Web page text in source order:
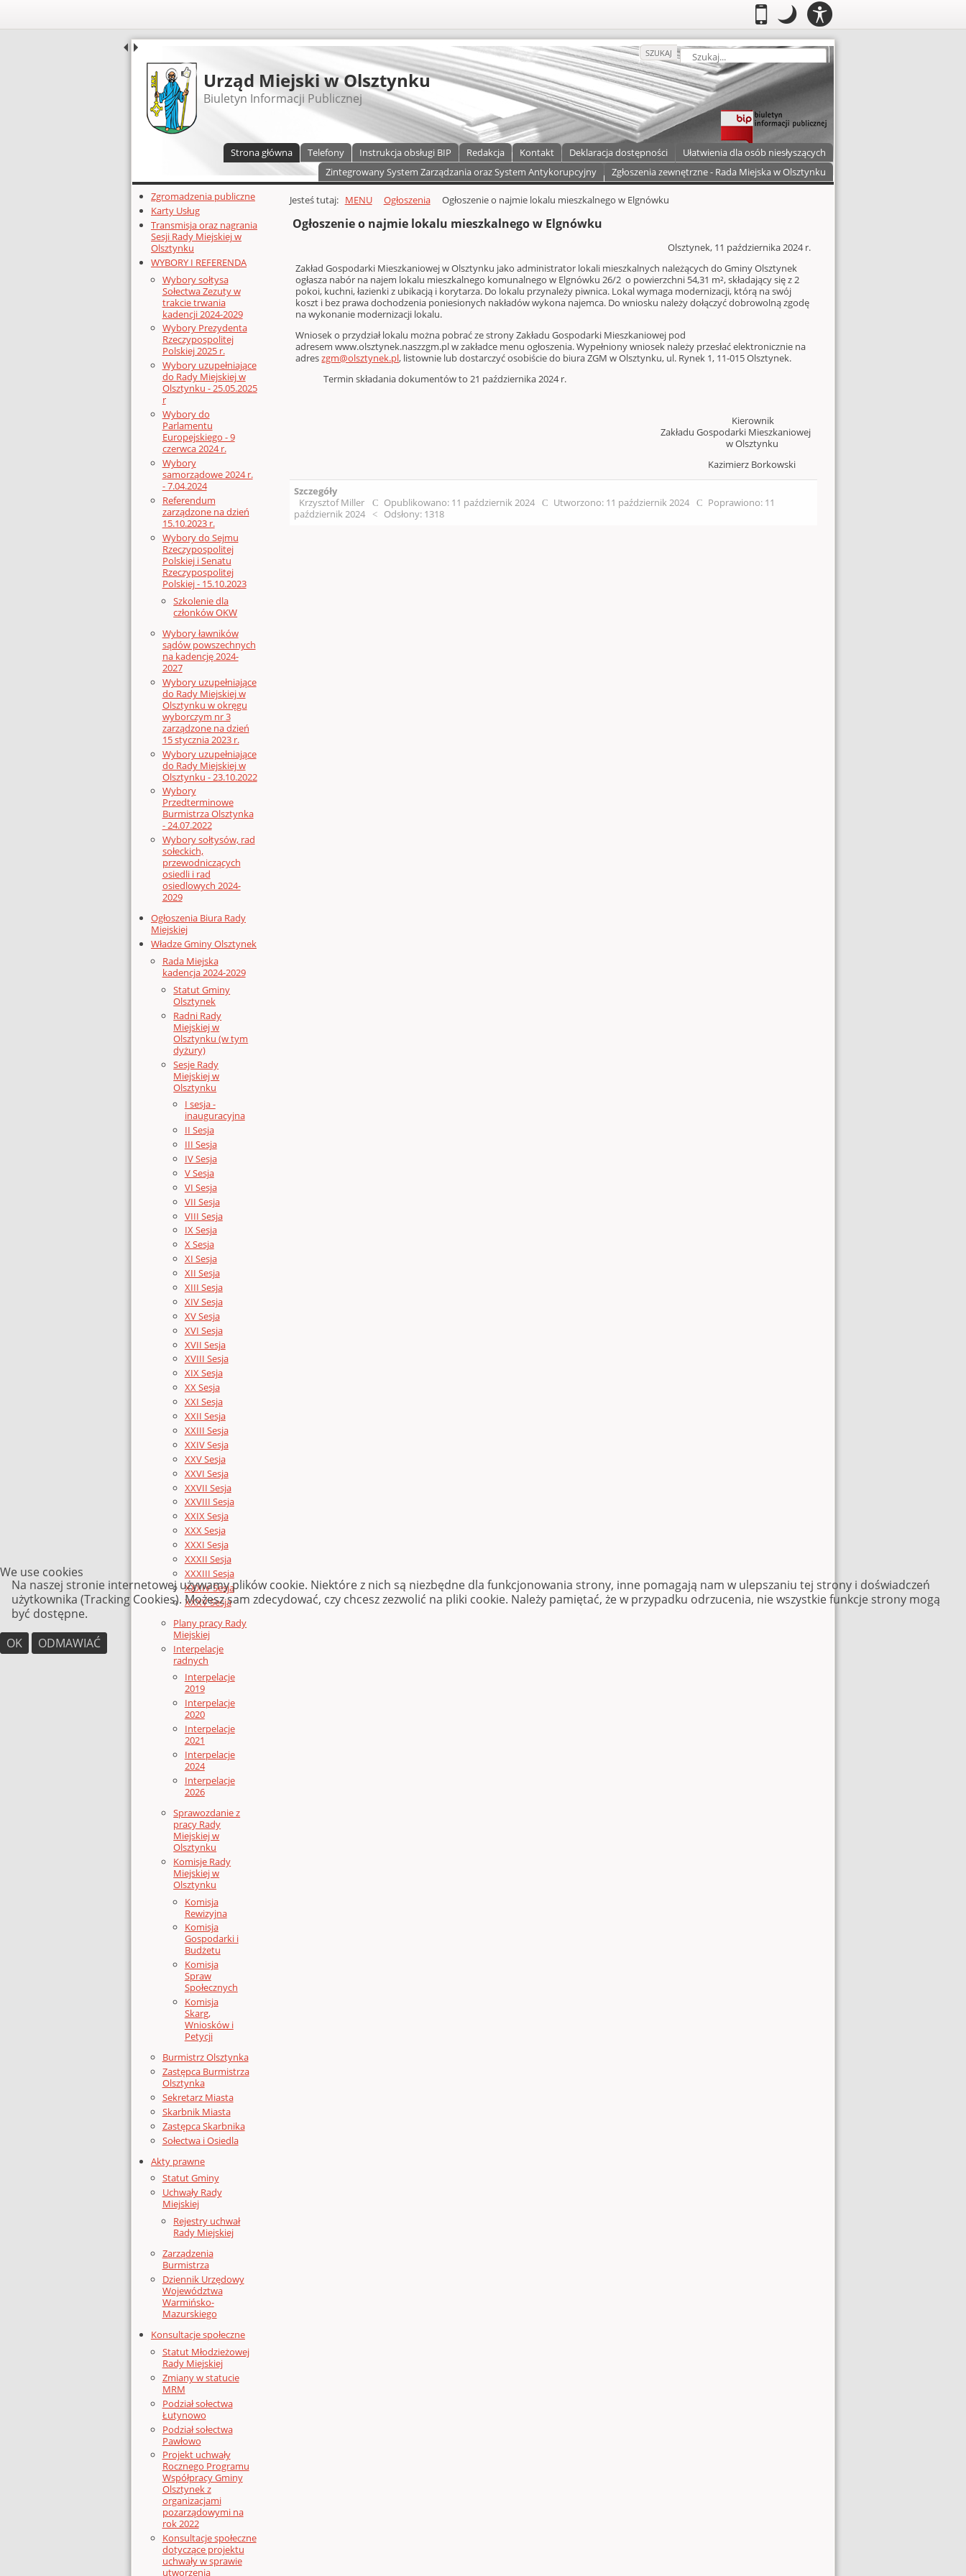
Mobilny
.Przełącz do wersji mobilnej
Tryb
nocny
Tryb nocny: Ten tryb ustawia
Szukaj
SZUKAJ
UDOSTĘPNIJ
Urząd Miejski w Olsztynku
Biuletyn Informacji Publicznej
Strona główna Telefony Instrukcja obsługi BIP Redakcja Kontakt Deklaracja dostępności
Ułatwienia dla osób niesłyszących
Zintegrowany System Zarządzania oraz System Antykorupcyjny
Zgłoszenia zewnętrzne - Rada Miejska w Olsztynku
Dodatkowe zasoby (lewa kolumna)
Zgromadzenia publiczne
Karty Usług
Transmisja oraz nagrania
Sesji Rady Miejskiej w
Olsztynku
WYBORY I REFERENDA
Wybory sołtysa
Sołectwa Zezuty w
trakcie trwania
kadencji 2024-2029
Wybory Prezydenta
Rzeczypospolitej
Polskiej 2025 r.
Wybory uzupełniające
do Rady Miejskiej w
Olsztynku - 25.05.2025
r
Wybory do
Parlamentu
Europejskiego - 9
czerwca 2024 r.
Wybory
samorządowe 2024 r.
- 7.04.2024
Referendum
zarządzone na dzień
15.10.2023 r.
Wybory do Sejmu
Rzeczypospolitej
Polskiej i Senatu
Rzeczypospolitej
Polskiej - 15.10.2023
Szkolenie dla
członków OKW
Wybory ławników
sądów powszechnych
na kadencję 2024-
2027
Wybory uzupełniające
do Rady Miejskiej w
Olsztynku w okręgu
wyborczym nr 3
zarządzone na dzień
15 stycznia 2023 r.
Wybory uzupełniające
do Rady Miejskiej w
Olsztynku - 23.10.2022
Wybory
Przedterminowe
Burmistrza Olsztynka
- 24.07.2022
Wybory sołtysów, rad
sołeckich,
przewodniczących
osiedli i rad
osiedlowych 2024-
2029
Ogłoszenia Biura Rady
Miejskiej
Władze Gminy Olsztynek
Rada Miejska
kadencja 2024-2029
Statut Gminy
Olsztynek
Radni Rady
Miejskiej w
Olsztynku (w tym
dyżury)
Sesje Rady
Miejskiej w
Olsztynku
I sesja -
inauguracyjna
II Sesja
III Sesja
IV Sesja
V Sesja
VI Sesja
VII Sesja
VIII Sesja
IX Sesja
X Sesja
XI Sesja
XII Sesja
XIII Sesja
XIV Sesja
XV Sesja
XVI Sesja
XVII Sesja
XVIII Sesja
XIX Sesja
XX Sesja
XXI Sesja
XXII Sesja
XXIII Sesja
XXIV Sesja
XXV Sesja
XXVI Sesja
XXVII Sesja
XXVIII Sesja
XXIX Sesja
XXX Sesja
XXXI Sesja
XXXII Sesja
XXXIII Sesja
XXXIV Sesja
XXXV Sesja
Plany pracy Rady
Miejskiej
Interpelacje
radnych
Interpelacje
2019
Interpelacje
2020
Interpelacje
2021
Interpelacje
2024
Interpelacje
2026
Sprawozdanie z
pracy Rady
Miejskiej w
Olsztynku
Komisje Rady
Miejskiej w
Olsztynku
Komisja
Rewizyjna
Komisja
Gospodarki i
Budżetu
Komisja
Spraw
Społecznych
Komisja
Skarg,
Wniosków i
Petycji
Burmistrz Olsztynka
Zastępca Burmistrza
Olsztynka
Sekretarz Miasta
Skarbnik Miasta
Zastępca Skarbnika
Sołectwa i Osiedla
Akty prawne
Statut Gminy
Uchwały Rady
Miejskiej
Rejestry uchwał
Rady Miejskiej
Zarządzenia
Burmistrza
Dziennik Urzędowy
Województwa
Warmińsko-
Mazurskiego
Konsultacje społeczne
Statut Młodzieżowej
Rady Miejskiej
Zmiany w statucie
MRM
Podział sołectwa
Łutynowo
Podział sołectwa
Pawłowo
Projekt uchwały
Rocznego Programu
Współpracy Gminy
Olsztynek z
organizacjami
pozarządowymi na
rok 2022
Konsultacje społeczne
dotyczące projektu
uchwały w sprawie
utworzenia
Głównej zawartości
Jesteś tutaj: MENU Ogłoszenia Ogłoszenie o najmie lokalu mieszkalnego w Elgnówku
Ogłoszenie o najmie lokalu mieszkalnego w Elgnówku
Olsztynek, 11 października 2024 r.
Zakład Gospodarki Mieszkaniowej w Olsztynku jako administrator lokali mieszkalnych należących do Gminy Olsztynek
ogłasza nabór na najem lokalu mieszkalnego komunalnego w Elgnówku 26/2 o powierzchni 54,31 m², składający się z 2
pokoi, kuchni, łazienki z ubikacją i korytarza. Do lokalu przynależy piwnica. Lokal wymaga modernizacji, którą na swój
koszt i bez prawa dochodzenia poniesionych nakładów wykona najemca. Do wniosku należy dołączyć dobrowolną zgodę
na wykonanie modernizacji lokalu.
Wniosek o przydział lokalu można pobrać ze strony Zakładu Gospodarki Mieszkaniowej pod
adresem www.olsztynek.naszzgm.pl w zakładce menu ogłoszenia. Wypełniony wniosek należy przesłać elektronicznie na
adreszgm@olsztynek.pl, listownie lub dostarczyć osobiście do biura ZGM w Olsztynku, ul. Rynek 1, 11-015 Olsztynek.
Termin składania dokumentów to 21 października 2024 r.
Kierownik
Zakładu Gospodarki Mieszkaniowej
w Olsztynku
Kazimierz Borkowski
Szczegóły
Krzysztof Miller
Opublikowano: 11 październik 2024 Utworzono: 11 październik 2024
Poprawiono: 11
październik 2024
Odsłony: 1318
We use cookies
Na naszej stronie internetowej używamy plików cookie. Niektóre z nich są niezbędne dla funkcjonowania strony, inne pomagają nam w ulepszaniu tej strony i doświadczeń
użytkownika (Tracking Cookies). Możesz sam zdecydować, czy chcesz zezwolić na pliki cookie. Należy pamiętać, że w przypadku odrzucenia, nie wszystkie funkcje strony mogą
być dostępne.
OK
ODMAWIAĆ